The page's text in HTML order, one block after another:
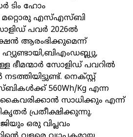
ടിം ഹോം
മറ്റൊരു എസ്എസ്ബി
പവര്‍ 2026ൽ
ആരംഭിക്കുമെന്ന്
ഹ്യുണ്ടായി,ബിഎംഡബ്ല്യു,
ഭീമന്മാർ സോളിഡ് പവറിൽ
നെക്സ്റ്റ്
560Wh/Kg എന്ന
കൈവരിക്കാന്‍ സാധിക്കും എന്ന്
പ്രതീക്ഷിക്കുന്നു.
ഒരു വിപ്ലവം